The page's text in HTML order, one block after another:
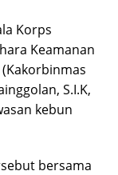
Korps
Keamanan
S.I.K,
kebun
bersama